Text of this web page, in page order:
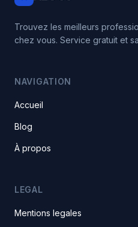
Trouvez les meilleurs
chez vous. Service gratuit et
NAVIGATION
Accueil
Blog
À propos
LEGAL
Mentions legales